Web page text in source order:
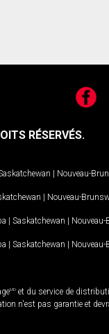
RÉSERVÉS.
| Nouveau-
| Nouveau-
| Saskatchewan |
| Saskatchewan |
MD et du service de
n'est pas garantie et